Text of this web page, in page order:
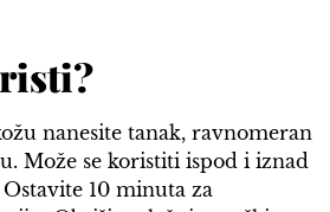
nanesite tanak, ravnomeran
Može se koristiti ispod i iznad
10 minuta za